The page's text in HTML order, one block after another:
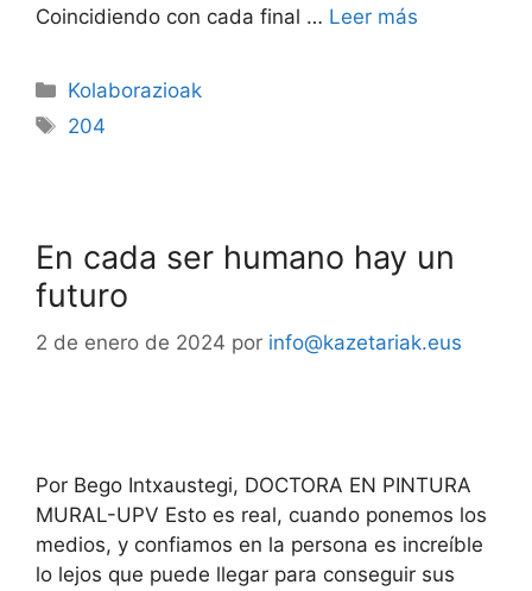
Coincidiendo con cada final … Leer más
Kolaborazioak
204
En cada ser humano hay un
futuro
2 de enero de 2024 por info@kazetariak.eus
Por Bego Intxaustegi, DOCTORA EN PINTURA
MURAL-UPV Esto es real, cuando ponemos los
medios, y confiamos en la persona es increíble
lo lejos que puede llegar para conseguir sus